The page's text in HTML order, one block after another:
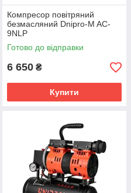
Компресор повітряний
безмасляний Dnipro-M AC-
9NLP
Готово до відправки
6 650 ₴
Купити